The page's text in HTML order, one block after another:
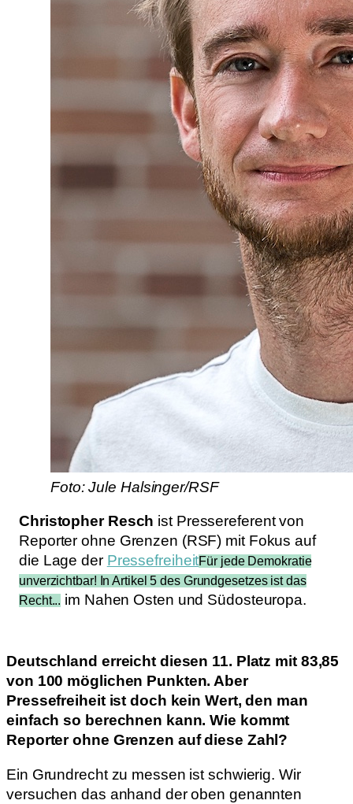
Foto: Jule Halsinger/RSF
Christopher Resch ist Pressereferent von
Reporter ohne Grenzen (RSF) mit Fokus auf
die Lage der PressefreiheitFür jede Demokratie
unverzichtbar! In Artikel 5 des Grundgesetzes ist das
Recht... im Nahen Osten und Südosteuropa.
Deutschland erreicht diesen 11. Platz mit 83,85
von 100 möglichen Punkten. Aber
Pressefreiheit ist doch kein Wert, den man
einfach so berechnen kann. Wie kommt
Reporter ohne Grenzen auf diese Zahl?
Ein Grundrecht zu messen ist schwierig. Wir
versuchen das anhand der oben genannten